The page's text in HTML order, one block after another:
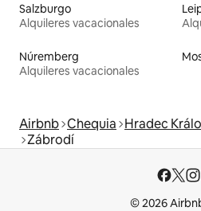
Salzburgo
Alquileres vacacionales
Núremberg
Alquileres vacacionales
Airbnb Chequia Hradec
Zábrodí
© 2026